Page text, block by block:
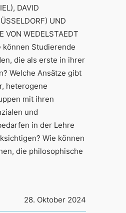
DAVID
UND
VON WEDELSTAEDT
können Studierende
die als erste in ihrer
Welche Ansätze gibt
heterogene
mit ihren
und
in der Lehre
Wie können
die philosophische
28. Oktober 2024